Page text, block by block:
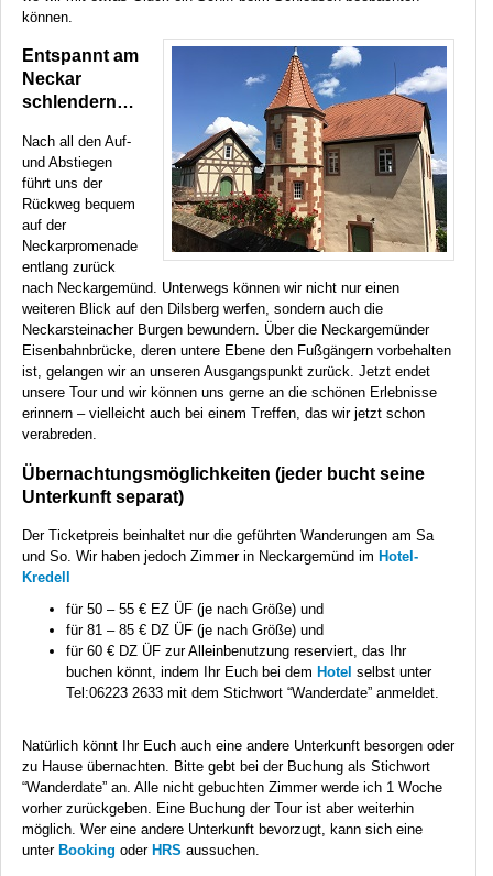
können.
Entspannt am
Neckar
schlendern…
Nach all den Auf-
und Abstiegen
führt uns der
Rückweg bequem
auf der
Neckarpromenade
entlang zurück
nach Neckargemünd. Unterwegs können wir nicht nur einen
weiteren Blick auf den Dilsberg werfen, sondern auch die
Neckarsteinacher Burgen bewundern. Über die Neckargemünder
Eisenbahnbrücke, deren untere Ebene den Fußgängern vorbehalten
ist, gelangen wir an unseren Ausgangspunkt zurück. Jetzt endet
unsere Tour und wir können uns gerne an die schönen Erlebnisse
erinnern – vielleicht auch bei einem Treffen, das wir jetzt schon
verabreden.
Übernachtungsmöglichkeiten (jeder bucht seine
Unterkunft separat)
Der Ticketpreis beinhaltet nur die geführten Wanderungen am Sa
und So. Wir haben jedoch Zimmer in Neckargemünd im Hotel-
Kredell
für 50 – 55 € EZ ÜF (je nach Größe) und
für 81 – 85 € DZ ÜF (je nach Größe) und
für 60 € DZ ÜF zur Alleinbenutzung reserviert, das Ihr
buchen könnt, indem Ihr Euch bei dem Hotel selbst unter
Tel:06223 2633 mit dem Stichwort “Wanderdate” anmeldet.
Natürlich könnt Ihr Euch auch eine andere Unterkunft besorgen oder
zu Hause übernachten. Bitte gebt bei der Buchung als Stichwort
“Wanderdate” an. Alle nicht gebuchten Zimmer werde ich 1 Woche
vorher zurückgeben. Eine Buchung der Tour ist aber weiterhin
möglich. Wer eine andere Unterkunft bevorzugt, kann sich eine
unter Booking oder HRS aussuchen.